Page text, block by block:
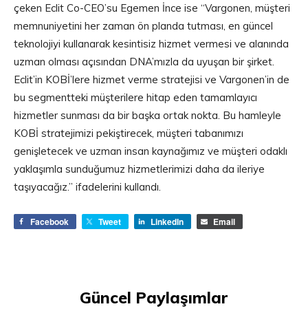
çeken Eclit Co-CEO’su Egemen İnce ise “Vargonen, müşteri
memnuniyetini her zaman ön planda tutması, en güncel
teknolojiyi kullanarak kesintisiz hizmet vermesi ve alanında
uzman olması açısından DNA’mızla da uyuşan bir şirket.
Eclit’in KOBİ’lere hizmet verme stratejisi ve Vargonen’in de
bu segmentteki müşterilere hitap eden tamamlayıcı
hizmetler sunması da bir başka ortak nokta. Bu hamleyle
KOBİ stratejimizi pekiştirecek, müşteri tabanımızı
genişletecek ve uzman insan kaynağımız ve müşteri odaklı
yaklaşımla sunduğumuz hizmetlerimizi daha da ileriye
taşıyacağız.” ifadelerini kullandı.
Facebook Tweet LinkedIn Email
Güncel Paylaşımlar